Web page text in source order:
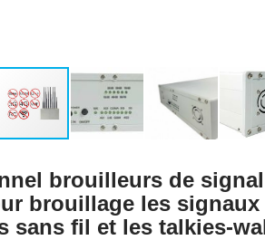
brouilleurs de
brouillage les signaux
sans fil et les talkies-